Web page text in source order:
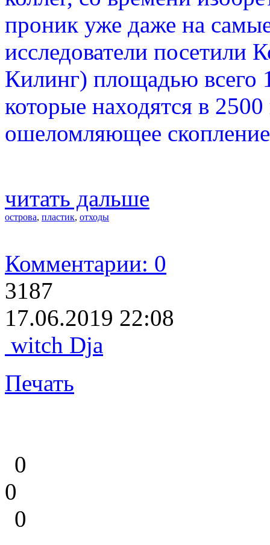
проник уже даже на
исследователи посетили
Килинг) площадью всего
которые находятся в
ошеломляющее
читать дальше
острова, пластик, отходы
Комментарии: 0
3187
17.06.2019 22:08
witch Dja
Печать
0
0
0